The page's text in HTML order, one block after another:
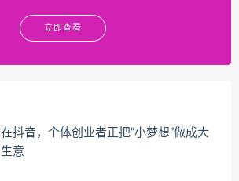
立即查看
在抖音，个体创业者正把“小梦想”做成大
生意